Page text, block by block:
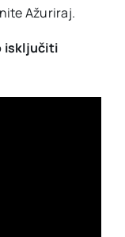
Ažuriraj.
isključiti